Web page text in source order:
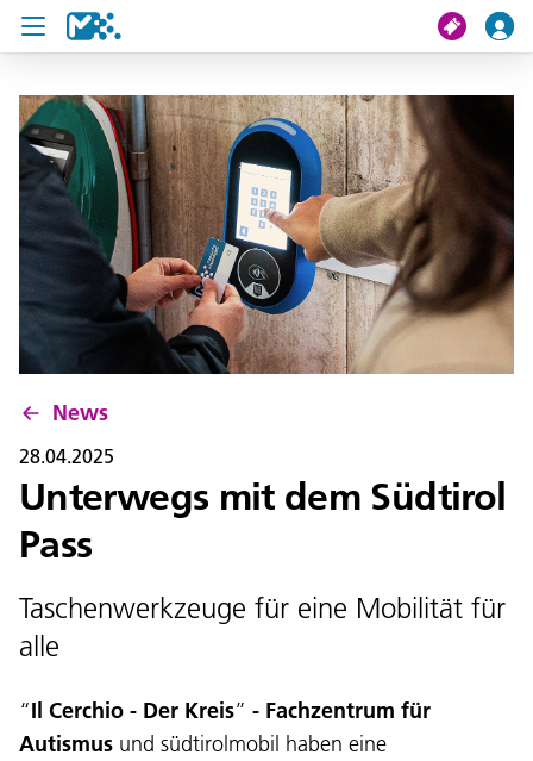
Crissa
Mi viac
Chertes de viac
U19 Pass
News
Servisc y cuntat
News
28.04.2025
Unterwegs mit dem Südtirol
Pass
Taschenwerkzeuge für eine Mobilität für
alle
“Il Cerchio - Der Kreis” - Fachzentrum für
Autismus und südtirolmobil haben eine